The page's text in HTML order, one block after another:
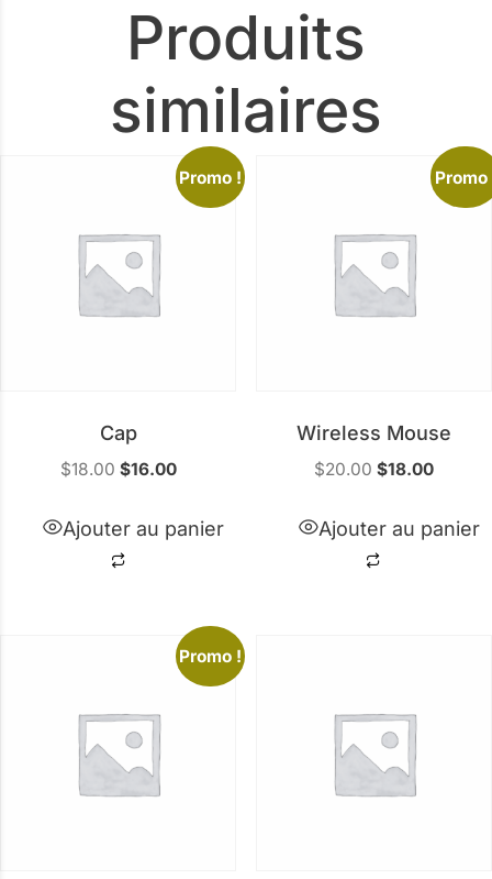
Produits
similaires
Promo !
Cap
$18.00 $16.00
Ajouter au panier
Promo
Wireless Mouse
$20.00 $18.00
Ajouter au panier
Promo !